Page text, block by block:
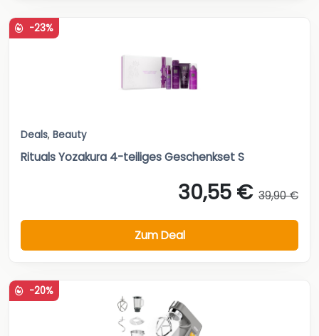
-23%
Deals, Beauty
Rituals Yozakura 4-teiliges Geschenkset S
30,55 € 39,90 €
Zum Deal
-20%